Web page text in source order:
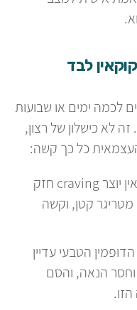
לבד
לכמה ימים או שבועות
לא כישלון של רצון,
כל כך קשה:
קוקאין יוצר craving חזק
קטן, וקשה
הטבעי עדיין
הנאה, והסם